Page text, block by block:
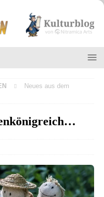
Neues aus dem